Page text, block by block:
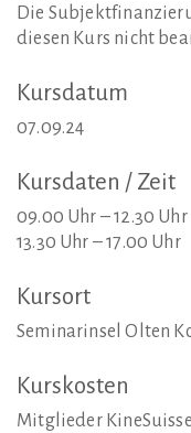
Die
diesen Kurs nicht
Kursdatum
07.09.24
Kursdaten / Zeit
09.00 Uhr – 12.30 Uhr
13.30 Uhr – 17.00 Uhr
Kursort
Seminarinsel Olten
Kurskosten
Mitglieder KineSuisse